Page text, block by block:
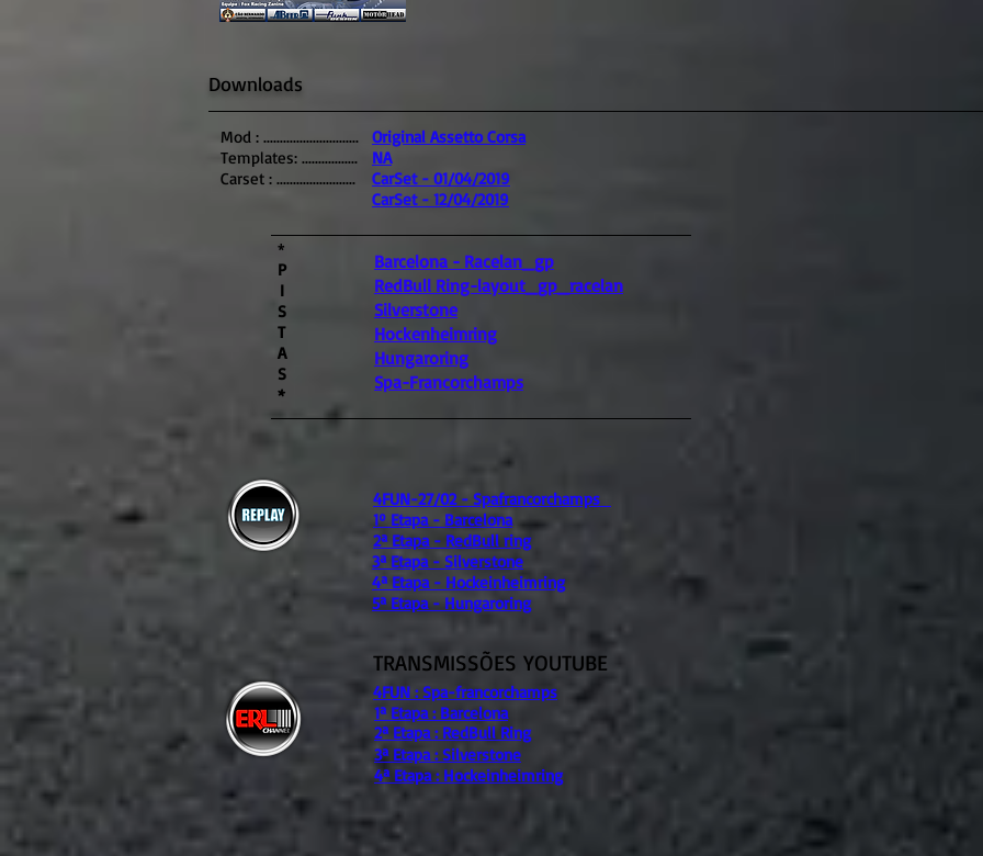
Downloads
Mod : .............................
Original Assetto Corsa
Templates: .................
NA
Carset : ........................
CarSet - 01/04/2019
CarSet - 12/04/2019
*
P
I
S
T
A
S
*
Barcelona - Racelan_gp
RedBull Ring-layout_gp_racelan
Silverstone
Hockenheimring
Hungaroring
Spa-Francorchamps
4FUN-27/02 - Spafrancorchamps
1º Etapa - Barcelona
2ª Etapa - RedBull ring
3ª Etapa - Silverstone
4ª Etapa - Hockeinheimring
TRANSMISSÕES YOUTUBE
4FUN : Spa-francorchamps
1ª Etapa : Barcelona
2ª Etapa : RedBull Ring
3ª Etapa : Silverstone
4ª Etapa : Hockeinheimring
5ª Etapa - Hungaroring